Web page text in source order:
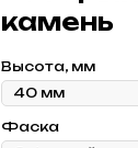
камень
Высота, мм
Фаска